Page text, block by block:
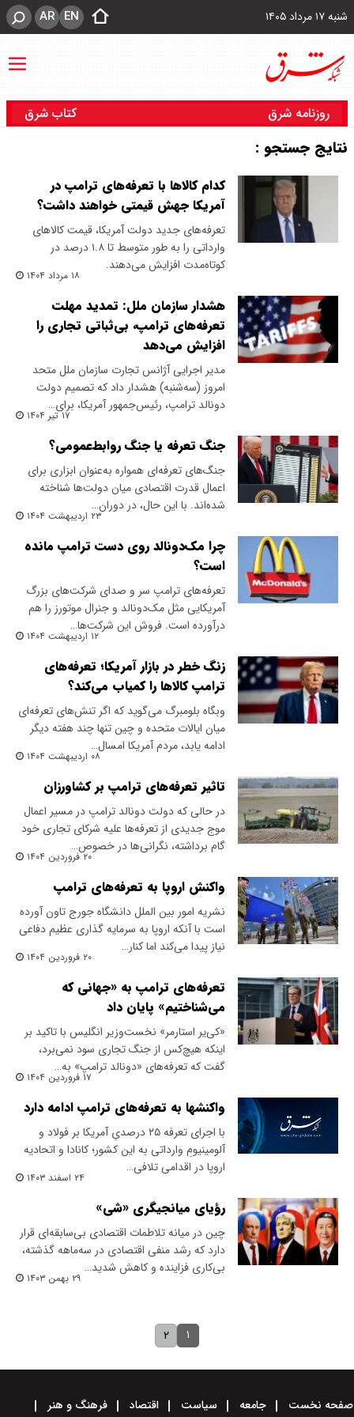
شنبه ۱۷ مرداد ۱۴۰۵ EN
AR
روزنامه شرق کتاب شرق
نتایج جستجو :
کدام کالاها با تعرفه‌های ترامپ در
آمریکا جهش قیمتی خواهند داشت؟
تعرفه‌های جدید دولت آمریکا، قیمت کالاهای
وارداتی را به طور متوسط تا ۱.۸ درصد در
کوتاه‌مدت افزایش می‌دهند.
۱۸ مرداد ۱۴۰۴
هشدار سازمان ملل: تمدید مهلت
تعرفه‌های ترامپ، بی‌ثباتی تجاری را
افزایش می‌دهد
مدیر اجرایی آژانس تجارت سازمان ملل متحد
امروز (سه‌شنبه) هشدار داد که تصمیم دولت
دونالد ترامپ، رئیس‌جمهور آمریکا، برای…
۱۷ تیر ۱۴۰۴
جنگ تعرفه یا جنگ روابط‌عمومی؟
جنگ‌های تعرفه‌ای همواره به‌عنوان ابزاری برای
اعمال قدرت اقتصادی میان دولت‌ها شناخته
شده‌اند. با این حال، در دوران…
۲۳ اردیبهشت ۱۴۰۴
چرا مک‌دونالد روی دست ترامپ مانده
است؟
تعرفه‌های ترامپ سر و صدای شرکت‌های بزرگ
آمریکایی مثل مک‌دونالد و جنرال موتورز را هم
درآورده است. فروش این شرکت‌‌ها…
۱۲ اردیبهشت ۱۴۰۴
زنگ خطر در بازار آمریکا؛ تعرفه‌های
ترامپ کالاها را کمیاب می‌کند؟
وبگاه بلومبرگ می‌گوید که اگر تنش‌های تعرفه‌ای
میان ایالات متحده و چین تنها چند هفته دیگر
ادامه یابد، مردم آمریکا امسال…
۰۸ اردیبهشت ۱۴۰۴
تاثیر تعرفه‌های ترامپ بر کشاورزان
در حالی که دولت دونالد ترامپ در مسیر اعمال
موج جدیدی از تعرفه‌ها علیه شرکای تجاری خود
گام برداشته، نگرانی‌ها در خصوص…
۲۰ فروردین ۱۴۰۴
واکنش اروپا به تعرفه‌های ترامپ
نشریه امور بین الملل دانشگاه جورج تاون آورده
است با آنکه اروپا به سرمایه گذاری عظیم دفاعی
نیاز پیدا می‌کند اما کنار…
۲۰ فروردین ۱۴۰۴
تعرفه‌های ترامپ به «جهانی که
می‌شناختیم» پایان داد
«کی‌یر استارمر» نخست‌وزیر انگلیس با تاکید بر
اینکه هیچ‌کس از جنگ تجاری سود نمی‌برد،
گفت که تعرفه‌های «دونالد ترامپ» به…
۱۷ فروردین ۱۴۰۴
واکنشها به تعرفه‌های ترامپ ادامه دارد
با اجرای تعرفه ۲۵ درصدیِ آمریکا بر فولاد و
آلومینیومِ وارداتی به این کشور؛ کانادا و اتحادیه
اروپا در اقدامی تلافی…
۲۴ اسفند ۱۴۰۳
رؤیای میانجیگری «شی»
چین در میانه تلاطمات اقتصادی بی‌سابقه‌ای قرار
دارد که رشد منفی اقتصادی در سه‌ماهه گذشته،
بی‌کاری فزاینده و کاهش شدید…
۲۹ بهمن ۱۴۰۳
۱ ۲
صفحه نخست جامعه سیاست اقتصاد
فرهنگ و هنر